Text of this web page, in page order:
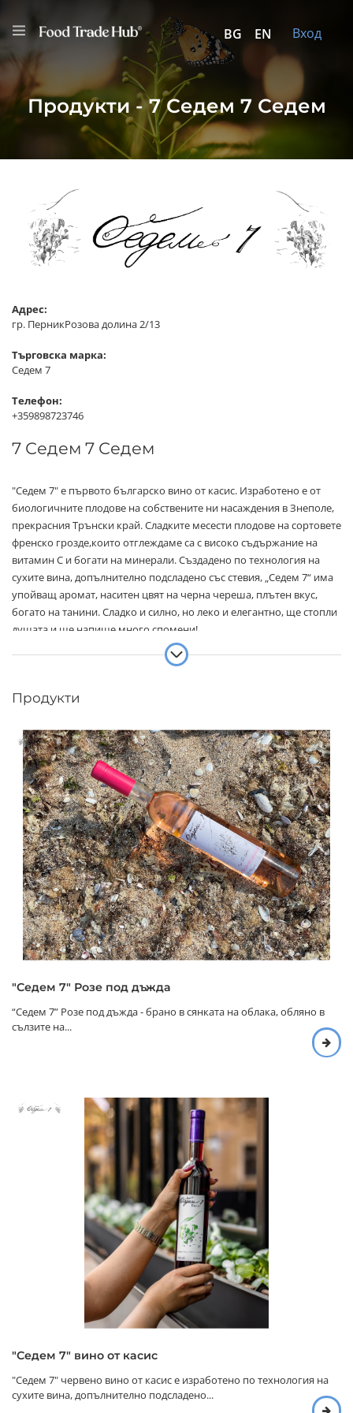
BG EN Вход
Продукти - 7 Седем 7 Седем
Адрес:
гр. ПерникРозова долина 2/13
Търговска марка:
Седем 7
Телефон:
+359898723746
7 Седем 7 Седем
"Седем 7" е първото българско вино от касис. Изработено е от
биологичните плодове на собствените ни насаждения в Знеполе,
прекрасния Трънски край. Сладките месести плодове на сортовете
френско грозде,които отглеждаме са с високо съдържание на
витамин С и богати на минерали. Създадено по технология на
сухите вина, допълнително подсладено със стевия, „Седем 7“ има
упойващ аромат, наситен цвят на черна череша, плътен вкус,
богато на танини. Сладко и силно, но леко и елегантно, ще стопли
душата и ще напише много спомени!
Продукти
"Седем 7" Розе под дъжда
“Седем 7” Розе под дъжда - брано в сянката на облака, обляно в
сълзите на...
"Седем 7" вино от касис
"Седем 7" червено вино от касис е изработено по технология на
сухите вина, допълнително подсладено...